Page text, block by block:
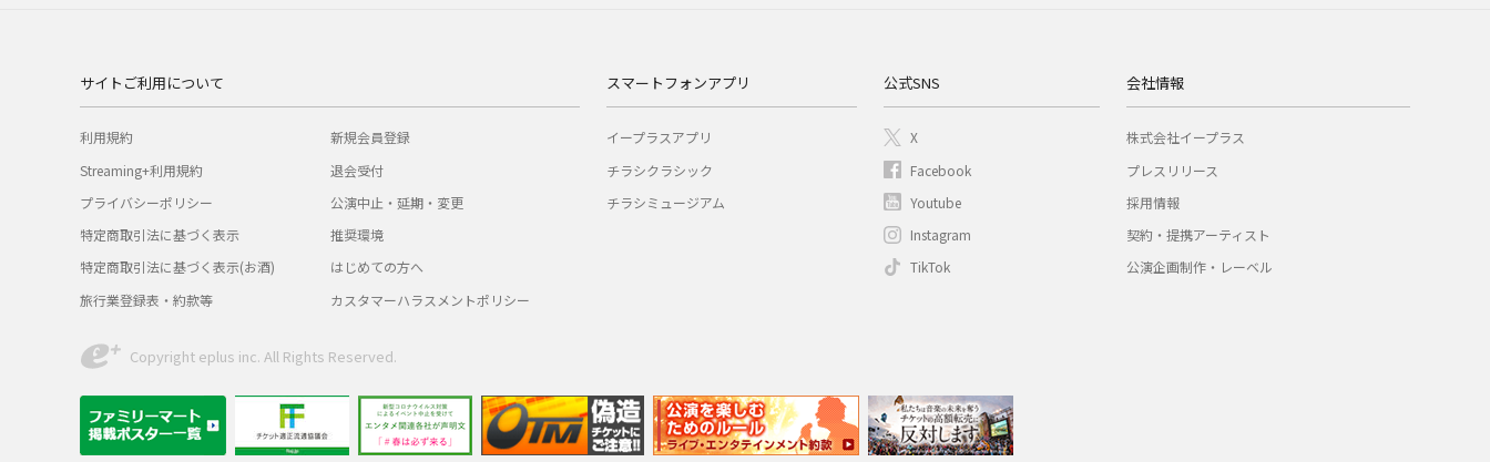
サイトご利用について
利用規約
Streaming+利用規約
プライバシーポリシー
特定商取引法に基づく表示
特定商取引法に基づく表示(お酒)
旅行業登録表・約款等
新規会員登録
退会受付
公演中止・延期・変更
推奨環境
はじめての方へ
カスタマーハラスメントポリシー
スマートフォンアプリ
イープラスアプリ
チラシクラシック
チラシミュージアム
公式SNS
X
Facebook
Youtube
Instagram
TikTok
会社情報
株式会社イープラス
プレスリリース
採用情報
契約・提携アーティスト
公演企画制作・レーベル
Copyright eplus inc. All Rights Reserved.